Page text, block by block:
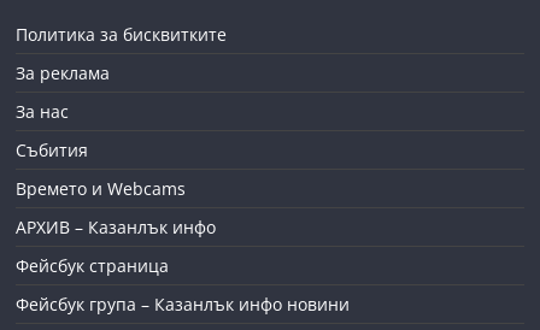
Политика за бисквитките
За реклама
За нас
Събития
Времето и Webcams
АРХИВ – Казанлък инфо
Фейсбук страница
Фейсбук група – Казанлък инфо новини